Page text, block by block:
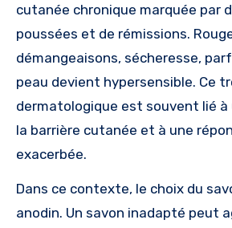
cutanée chronique marquée par
poussées et de rémissions.
démangeaisons, sécheresse,
peau devient hypersensible. Ce
dermatologique est souvent lié
la barrière cutanée et à une
exacerbée.
Dans ce contexte, le choix du
anodin. Un savon inadapté peut